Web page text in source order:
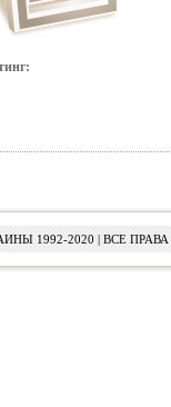
1992-2020 | ВСЕ